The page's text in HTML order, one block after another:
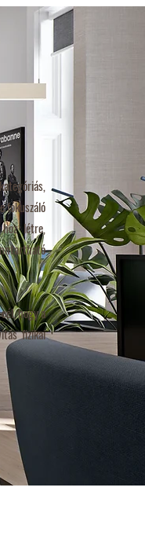
fókuszáló
létre,
hogy a
fizikai